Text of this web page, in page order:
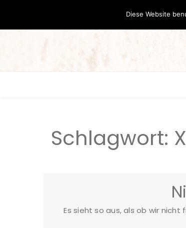
Schlagwort:
Es sieht so aus, als ob wir
Diese Website